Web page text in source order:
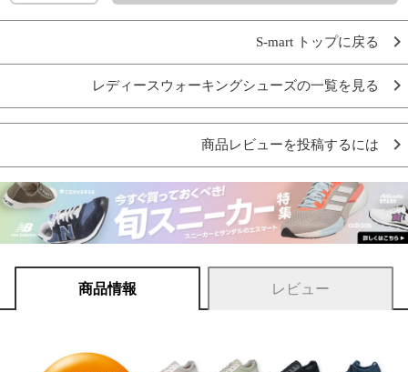
S-mart トップに戻る
レディースウォーキングシューズの一覧を見る
商品レビューを投稿するには
商品情報 レビュー